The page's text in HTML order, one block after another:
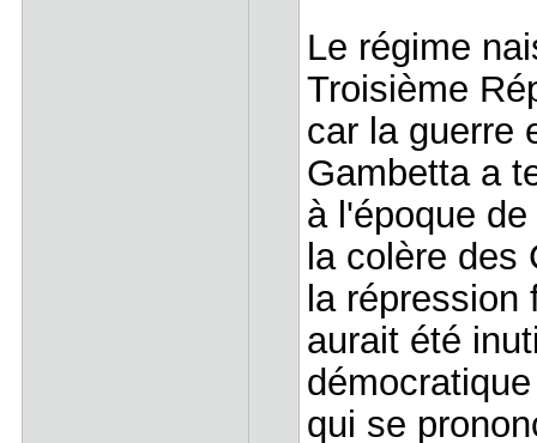
Le régime
Troisième
car la guerre
Gambetta a
à l'époque
la colère
la
aurait été
qui se